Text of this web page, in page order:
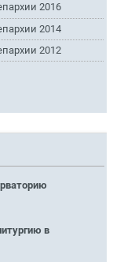
2016
2014
2012
в